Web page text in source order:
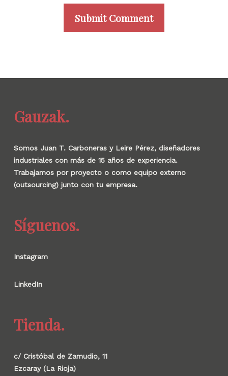
Gauzak.
Somos Juan T. Carboneras y Leire Pérez, diseñadores
industriales con más de 15 años de experiencia.
Trabajamos por proyecto o como equipo externo
(outsourcing) junto con tu empresa.
Síguenos.
Instagram
LinkedIn
Tienda.
c/ Cristóbal de Zamudio, 11
Ezcaray (La Rioja)